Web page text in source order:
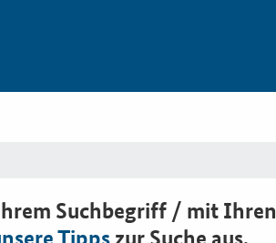
Suchbegriff / mit Ihren